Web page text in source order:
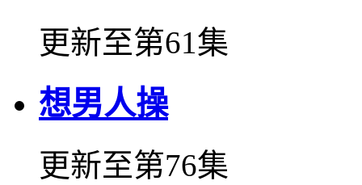
更新至第61集
想男人操
更新至第76集